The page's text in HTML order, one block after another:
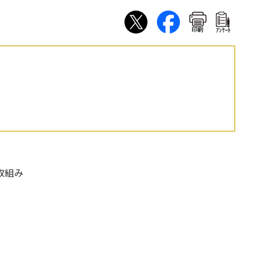
印刷 ｱﾝｹｰﾄ
組み